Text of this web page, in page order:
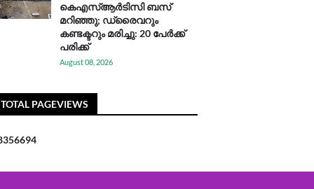
കെഎസ്ആര്‍ടിസി ബസ്
മറിഞ്ഞു; ഡ്രൈവറും
കണ്ടക്ടറും മരിച്ചു: 20 പേര്‍ക്ക്
പരിക്ക്
August 08, 2026
TOTAL PAGEVIEWS
356694